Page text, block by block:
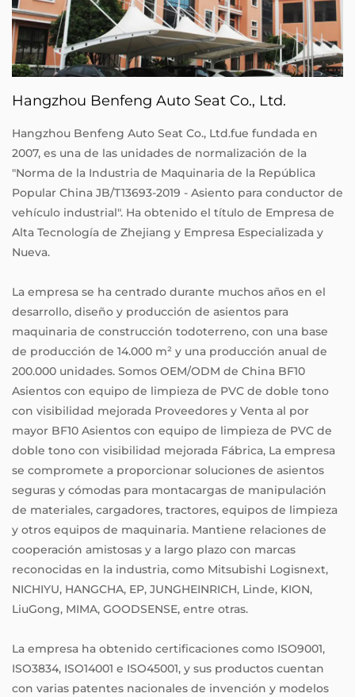
Hangzhou Benfeng Auto Seat Co., Ltd.
Hangzhou Benfeng Auto Seat Co., Ltd.fue fundada en
2007, es una de las unidades de normalización de la
"Norma de la Industria de Maquinaria de la República
Popular China JB/T13693-2019 - Asiento para conductor de
vehículo industrial". Ha obtenido el título de Empresa de
Alta Tecnología de Zhejiang y Empresa Especializada y
Nueva.
La empresa se ha centrado durante muchos años en el
desarrollo, diseño y producción de asientos para
maquinaria de construcción todoterreno, con una base
de producción de 14.000 m² y una producción anual de
200.000 unidades. Somos OEM/ODM de China BF10
Asientos con equipo de limpieza de PVC de doble tono
con visibilidad mejorada Proveedores y Venta al por
mayor BF10 Asientos con equipo de limpieza de PVC de
doble tono con visibilidad mejorada Fábrica, La empresa
se compromete a proporcionar soluciones de asientos
seguras y cómodas para montacargas de manipulación
de materiales, cargadores, tractores, equipos de limpieza
y otros equipos de maquinaria. Mantiene relaciones de
cooperación amistosas y a largo plazo con marcas
reconocidas en la industria, como Mitsubishi Logisnext,
NICHIYU, HANGCHA, EP, JUNGHEINRICH, Linde, KION,
LiuGong, MIMA, GOODSENSE, entre otras.
La empresa ha obtenido certificaciones como ISO9001,
ISO3834, ISO14001 e ISO45001, y sus productos cuentan
con varias patentes nacionales de invención y modelos